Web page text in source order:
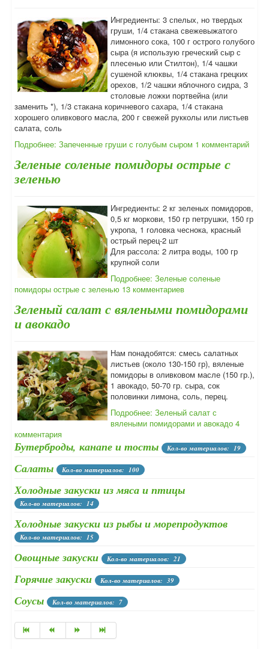
Ингредиенты: 3 спелых, но твердых
груши, 1/4 стакана свежевыжатого
лимонного сока, 100 г острого голубого
сыра (я использую греческий сыр с
плесенью или Стилтон), 1/4 чашки
сушеной клюквы, 1/4 стакана грецких
орехов, 1/2 чашки яблочного сидра, 3
столовые ложки портвейна (или
заменить *), 1/3 стакана коричневого сахара, 1/4 стакана
хорошего оливкового масла, 200 г свежей рукколы или листьев
салата, соль
Подробнее: Запеченные груши с голубым сыром 1 комментарий
Зеленые соленые помидоры острые с
зеленью
Ингредиенты: 2 кг зеленых помидоров,
0,5 кг моркови, 150 гр петрушки, 150 гр
укропа, 1 головка чеснока, красный
острый перец-2 шт
Для рассола: 2 литра воды, 100 гр
крупной соли
Подробнее: Зеленые соленые
помидоры острые с зеленью 13 комментариев
Зеленый салат с вялеными помидорами
и авокадо
Нам понадобятся: смесь салатных
листьев (около 130-150 гр), вяленые
помидоры в оливковом масле (150 гр.),
1 авокадо, 50-70 гр. сыра, сок
половинки лимона, соль, перец.
Подробнее: Зеленый салат с
вялеными помидорами и авокадо 4
комментария
Бутерброды, канапе и тосты Кол-во материалов: 19
Салаты Кол-во материалов: 100
Холодные закуски из мяса и птицы
Кол-во материалов: 14
Холодные закуски из рыбы и морепродуктов
Кол-во материалов: 15
Овощные закуски Кол-во материалов: 21
Горячие закуски Кол-во материалов: 39
Соусы Кол-во материалов: 7